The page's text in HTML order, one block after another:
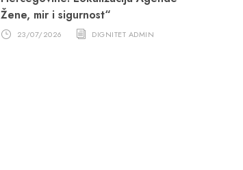
Žene, mir i sigurnost“
23/07/2026 DIGNITET ADMIN